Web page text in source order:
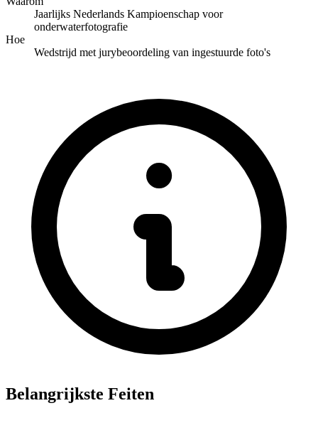
Jaarlijks Nederlands Kampioenschap voor
onderwaterfotografie
Hoe
Wedstrijd met jurybeoordeling van ingestuurde foto's
Belangrijkste Feiten